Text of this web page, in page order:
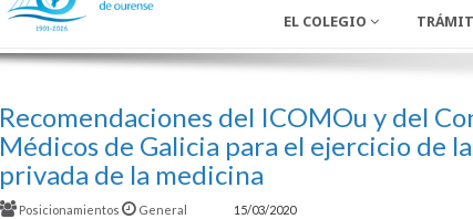
EL COLEGIO
Recomendaciones del ICOMOu y del
Médicos de Galicia para el ejercicio de
privada de la medicina
Posicionamientos General 15/03/2020